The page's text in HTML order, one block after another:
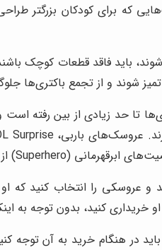
که برای کودکان بزرگتر
باید فاقد قطعات کوچک
شوند و از تجمع باکتری‌ها
تا حد زیادی از بین رفته
عروسکی را انتخاب کنید
کنید، بدون توجه به
در هنگام خرید به آن توجه